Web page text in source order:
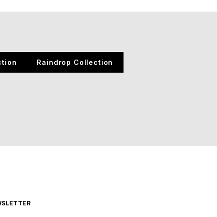
Raindrop Collection